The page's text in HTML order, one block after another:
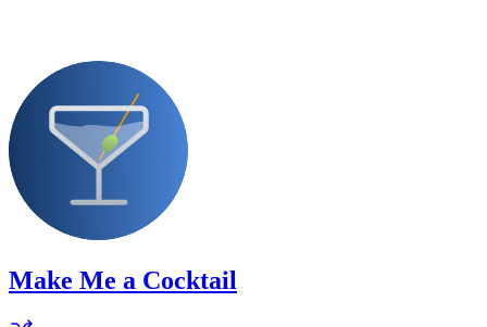
Make Me a Cocktail